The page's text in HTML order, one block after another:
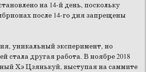
на 14-й день, поскольку
после 14-го дня запрещены
уникальный эксперимент, но
стала другая работа. В ноябре 2018
Хэ Цзянькуй, выступая на саммите